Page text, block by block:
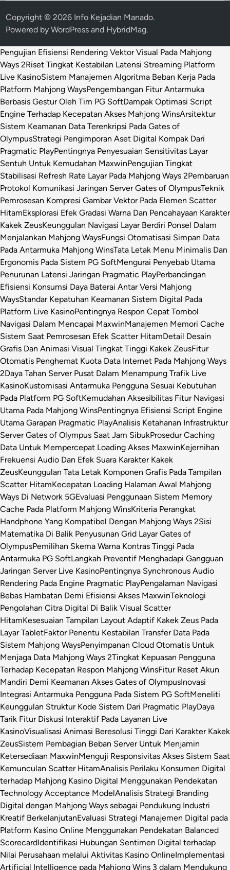
Copyright © 2026 Info Kejadian Manado.
Powered byWordPress and HybridMag.
Pengujian Efisiensi Rendering Vektor Visual Pada Mahjong
Ways 2Riset Tingkat Kestabilan Latensi Streaming Platform
Live KasinoSistem Manajemen Algoritma Beban Kerja Pada
Platform Mahjong WaysPengembangan Fitur Antarmuka
Berbasis Gestur Oleh Tim PG SoftDampak Optimasi Script
Engine Terhadap Kecepatan Akses Mahjong WinsArsitektur
Sistem Keamanan Data Terenkripsi Pada Gates of
OlympusStrategi Pengimporan Aset Digital Kompak Dari
Pragmatic PlayPentingnya Penyesuaian Sensitivitas Layar
Sentuh Untuk Kemudahan MaxwinPengujian Tingkat
Stabilisasi Refresh Rate Layar Pada Mahjong Ways 2Pembaruan
Protokol Komunikasi Jaringan Server Gates of OlympusTeknik
Pemrosesan Kompresi Gambar Vektor Pada Elemen Scatter
HitamEksplorasi Efek Gradasi Warna Dan Pencahayaan Karakter
Kakek ZeusKeunggulan Navigasi Layar Berdiri Ponsel Dalam
Menjalankan Mahjong WaysFungsi Otomatisasi Simpan Data
Pada Antarmuka Mahjong WinsTata Letak Menu Minimalis Dan
Ergonomis Pada Sistem PG SoftMengurai Penyebab Utama
Penurunan Latensi Jaringan Pragmatic PlayPerbandingan
Efisiensi Konsumsi Daya Baterai Antar Versi Mahjong
WaysStandar Kepatuhan Keamanan Sistem Digital Pada
Platform Live KasinoPentingnya Respon Cepat Tombol
Navigasi Dalam Mencapai MaxwinManajemen Memori Cache
Sistem Saat Pemrosesan Efek Scatter HitamDetail Desain
Grafis Dan Animasi Visual Tingkat Tinggi Kakek ZeusFitur
Otomatis Penghemat Kuota Data Internet Pada Mahjong Ways
2Daya Tahan Server Pusat Dalam Menampung Trafik Live
KasinoKustomisasi Antarmuka Pengguna Sesuai Kebutuhan
Pada Platform PG SoftKemudahan Aksesibilitas Fitur Navigasi
Utama Pada Mahjong WinsPentingnya Efisiensi Script Engine
Utama Garapan Pragmatic PlayAnalisis Ketahanan Infrastruktur
Server Gates of Olympus Saat Jam SibukProsedur Caching
Data Untuk Mempercepat Loading Akses MaxwinKejernihan
Frekuensi Audio Dan Efek Suara Karakter Kakek
ZeusKeunggulan Tata Letak Komponen Grafis Pada Tampilan
Scatter HitamKecepatan Loading Halaman Awal Mahjong
Ways Di Network 5GEvaluasi Penggunaan Sistem Memory
Cache Pada Platform Mahjong WinsKriteria Perangkat
Handphone Yang Kompatibel Dengan Mahjong Ways 2Sisi
Matematika Di Balik Penyusunan Grid Layar Gates of
OlympusPemilihan Skema Warna Kontras Tinggi Pada
Antarmuka PG SoftLangkah Preventif Menghadapi Gangguan
Jaringan Server Live KasinoPentingnya Synchronous Audio
Rendering Pada Engine Pragmatic PlayPengalaman Navigasi
Bebas Hambatan Demi Efisiensi Akses MaxwinTeknologi
Pengolahan Citra Digital Di Balik Visual Scatter
HitamKesesuaian Tampilan Layout Adaptif Kakek Zeus Pada
Layar TabletFaktor Penentu Kestabilan Transfer Data Pada
Sistem Mahjong WaysPenyimpanan Cloud Otomatis Untuk
Menjaga Data Mahjong Ways 2Tingkat Kepuasan Pengguna
Terhadap Kecepatan Respon Mahjong WinsFitur Reset Akun
Mandiri Demi Keamanan Akses Gates of OlympusInovasi
Integrasi Antarmuka Pengguna Pada Sistem PG SoftMeneliti
Keunggulan Struktur Kode Sistem Dari Pragmatic PlayDaya
Tarik Fitur Diskusi Interaktif Pada Layanan Live
KasinoVisualisasi Animasi Beresolusi Tinggi Dari Karakter Kakek
ZeusSistem Pembagian Beban Server Untuk Menjamin
Ketersediaan MaxwinMenguji Responsivitas Akses Sistem Saat
Kemunculan Scatter HitamAnalisis Perilaku Konsumen Digital
terhadap Mahjong Kasino Digital Menggunakan Pendekatan
Technology Acceptance ModelAnalisis Strategi Branding
Digital dengan Mahjong Ways sebagai Pendukung Industri
Kreatif BerkelanjutanEvaluasi Strategi Manajemen Digital pada
Platform Kasino Online Menggunakan Pendekatan Balanced
ScorecardIdentifikasi Hubungan Sentimen Digital terhadap
Nilai Perusahaan melalui Aktivitas Kasino OnlineImplementasi
Artificial Intelligence pada Mahjong Wins 3 dalam Mendukung